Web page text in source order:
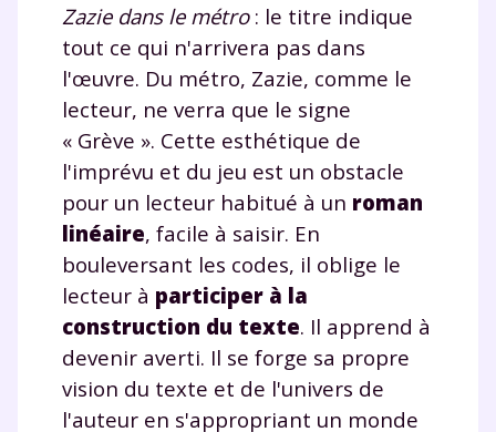
Zazie dans le métro: le titre indique
tout ce qui n'arrivera pas dans
l'œuvre. Du métro, Zazie, comme le
lecteur, ne verra que le signe
« Grève ». Cette esthétique de
l'imprévu et du jeu est un obstacle
pour un lecteur habitué à un roman
linéaire, facile à saisir. En
bouleversant les codes, il oblige le
lecteur à participer à la
construction du texte. Il apprend à
devenir averti. Il se forge sa propre
vision du texte et de l'univers de
l'auteur en s'appropriant un monde